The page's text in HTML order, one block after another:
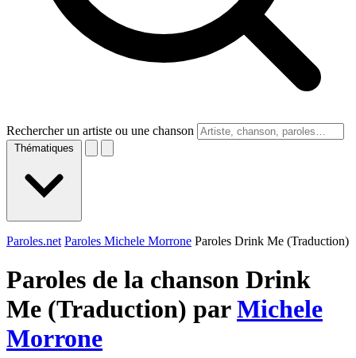
Rechercher un artiste ou une chanson
Thématiques
Paroles.net Paroles Michele Morrone Paroles Drink Me (Traduction)
Paroles de la chanson Drink
Me (Traduction) parMichele
Morrone